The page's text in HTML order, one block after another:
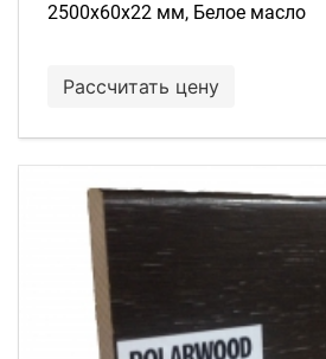
2500х60х22 мм, Белое масло
Рассчитать цену